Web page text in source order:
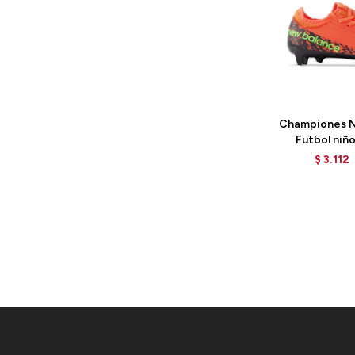
Championes
Futbol
$ 3.112